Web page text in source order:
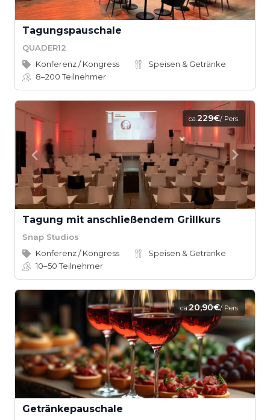
Tagungspauschale
QUADER12
Konferenz / Kongress
Speisen & Getränke
8–200Teilnehmer
ca.229€/ Pers.
Tagung mit anschließendem Grillkurs
Snap Studios
Konferenz / Kongress
Speisen & Getränke
10–50Teilnehmer
ca.20,90€/ Pers.
Getränkepauschale